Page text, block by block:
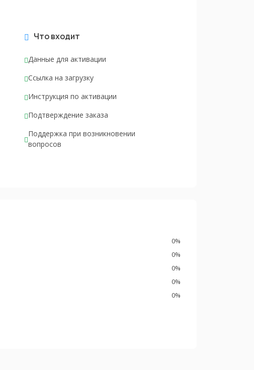
Что входит
Данные для активации
Ссылка на загрузку
Инструкция по активации
Подтверждение заказа
Поддержка при возникновении
вопросов
0%
0%
0%
0%
0%